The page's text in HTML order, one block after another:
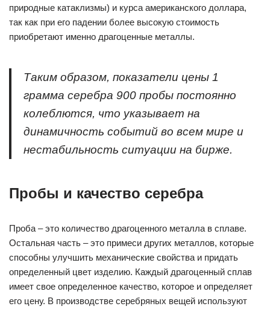
природные катаклизмы) и курса американского доллара,
так как при его падении более высокую стоимость
приобретают именно драгоценные металлы.
Таким образом, показатели цены 1
грамма серебра 900 пробы постоянно
колеблются, что указывает на
динамичность событий во всем мире и
нестабильность ситуации на бирже.
Пробы и качество серебра
Проба – это количество драгоценного металла в сплаве.
Остальная часть – это примеси других металлов, которые
способны улучшить механические свойства и придать
определенный цвет изделию. Каждый драгоценный сплав
имеет свое определенное качество, которое и определяет
его цену. В производстве серебряных вещей используют